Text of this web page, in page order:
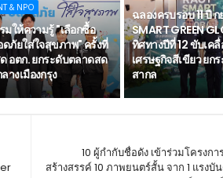
& NPO
มให้ความรู้ "เลือกซื้อ
ดภัยใส่ใจสุขภาพ" ครั้งที่
อตก. ยกระดับตลาดสด
างเมืองกรุง
ฉลองครบรอบ 11 ปี
SMART GREEN
ทิศทางปีที่ 12 ขับเค
เศรษฐกิจสีเขียว ยก
สากล
10 ผู้กำกับชื่อดัง เข้าร่วมโครงก
สร้างสรรค์ 10 ภาพยนตร์สั้น จาก 1 แรงบั